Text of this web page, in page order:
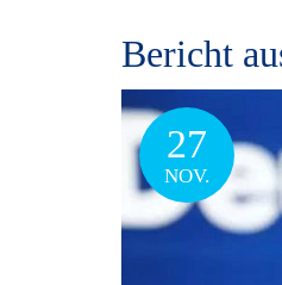
Bericht
27
NOV.